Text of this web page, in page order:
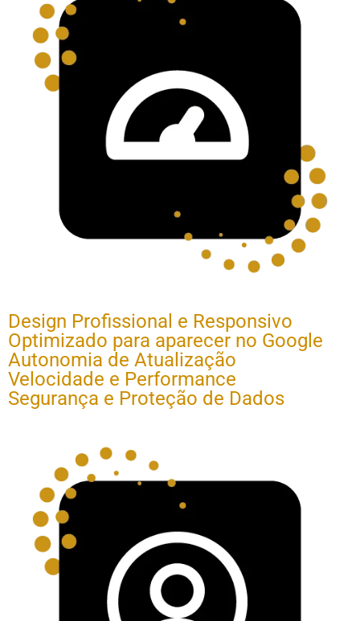
Design Profissional e Responsivo
Optimizado para aparecer no Google
Autonomia de Atualização
Velocidade e Performance
Segurança e Proteção de Dados